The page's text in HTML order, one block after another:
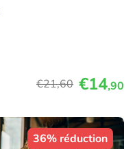
€21,60 €14,90
36% réduction